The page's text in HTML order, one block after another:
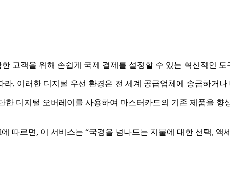
고객을 위해 손쉽게 국제 결제를 설정할 수 있는 혁신적인
, 이러한 디지털 우선 환경은 전 세계 공급업체에 송금하거
한 디지털 오버레이를 사용하여 마스터카드의 기존 제품을
에 따르면, 이 서비스는 “국경을 넘나드는 지불에 대한 선택,